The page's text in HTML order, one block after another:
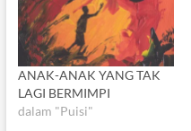
ANAK-ANAK YANG TAK
LAGI BERMIMPI
dalam "Puisi"